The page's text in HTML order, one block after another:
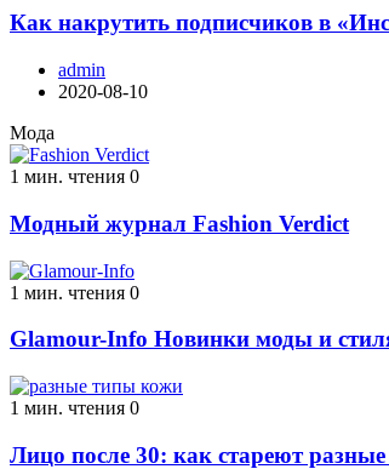
Как накрутить подписчиков в
admin
2020-08-10
Мода
1 мин. чтения 0
Модный журнал Fashion Verdict
1 мин. чтения 0
Glamour-Info Новинки моды и
1 мин. чтения 0
Лицо после 30: как стареют